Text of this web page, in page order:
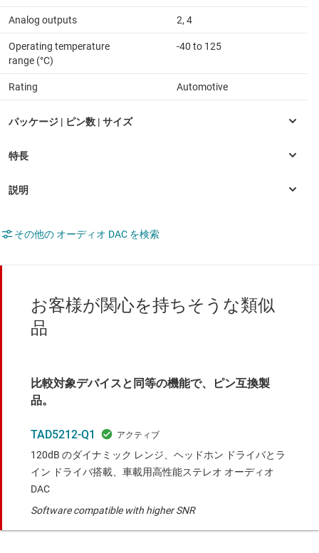
Analog outputs 2, 4
Operating temperature
range (°C)
-40 to 125
Rating Automotive
その他の オーディオ DAC を検索
お客様が関心を持ちそうな類似
品
比較対象デバイスと同等の機能で、ピン互換製
品。
TAD5212-Q1
120dB のダイナミック レンジ、ヘッドホン ドライバとラ
イン ドライバ搭載、車載用高性能ステレオ オーディオ
DAC
Software compatible with higher SNR